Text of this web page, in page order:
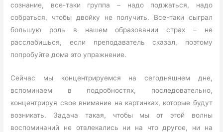
сознание, все-таки группа – надо поджаться, надо
собраться, чтобы двойку не получить. Все-таки сыграл
большую роль в нашем образовании страх – не
расслабишься, если преподаватель сказал, поэтому
попробуйте дома это упражнение.
Сейчас мы концентрируемся на сегодняшнем дне,
вспоминаем в подробностях, последовательно,
концентрируя свое внимание на картинках, которые будут
возникать. Задача такая, чтобы мы от этой волны
воспоминаний не отвлекались ни на что другое, ни на